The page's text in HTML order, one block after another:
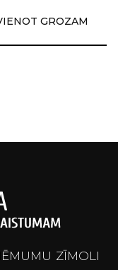
GROZAM
ZĪMOLI